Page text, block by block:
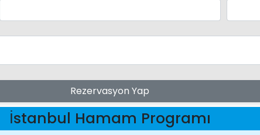
Rezervasyon Yap
İstanbul Hamam Programı